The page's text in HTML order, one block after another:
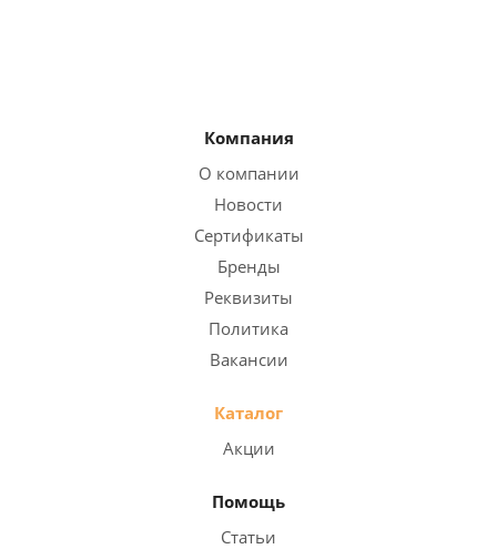
Компания
О компании
Новости
Сертификаты
Бренды
Реквизиты
Политика
Вакансии
Каталог
Акции
Помощь
Статьи